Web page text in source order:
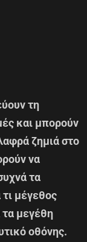
τη
και μπορούν
ζημιά στο
να
τα
μέγεθος
μεγέθη
οθόνης.